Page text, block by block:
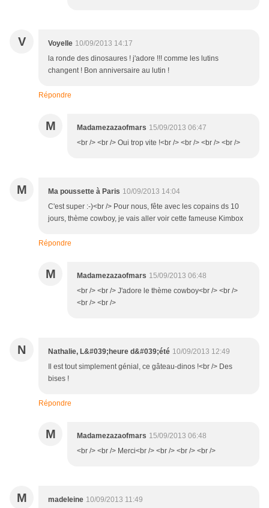
V Voyelle 10/09/2013 14:17
la ronde des dinosaures ! j'adore !!! comme les lutins
changent ! Bon anniversaire au lutin !
Répondre
M Madamezazaofmars 15/09/2013 06:47
<br /> <br /> Oui trop vite !<br /> <br /> <br /> <br />
M Ma poussette à Paris 10/09/2013 14:04
C'est super :-)<br /> Pour nous, fête avec les copains ds 10
jours, thème cowboy, je vais aller voir cette fameuse Kimbox
Répondre
M Madamezazaofmars 15/09/2013 06:48
<br /> <br /> J'adore le thème cowboy<br /> <br />
<br /> <br />
N Nathalie, L&#039;heure d&#039;été 10/09/2013 12:49
Il est tout simplement génial, ce gâteau-dinos !<br /> Des
bises !
Répondre
M Madamezazaofmars 15/09/2013 06:48
<br /> <br /> Merci<br /> <br /> <br /> <br />
M madeleine 10/09/2013 11:49